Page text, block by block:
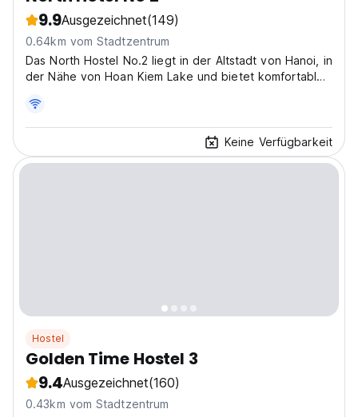
9.9Ausgezeichnet(149)
0.64km vom Stadtzentrum
Das North Hostel No.2 liegt in der Altstadt von Hanoi, in
der Nähe von Hoan Kiem Lake und bietet komfortable
Keine Verfügbarkeit
Hostel
Golden Time Hostel 3
9.4Ausgezeichnet(160)
0.43km vom Stadtzentrum